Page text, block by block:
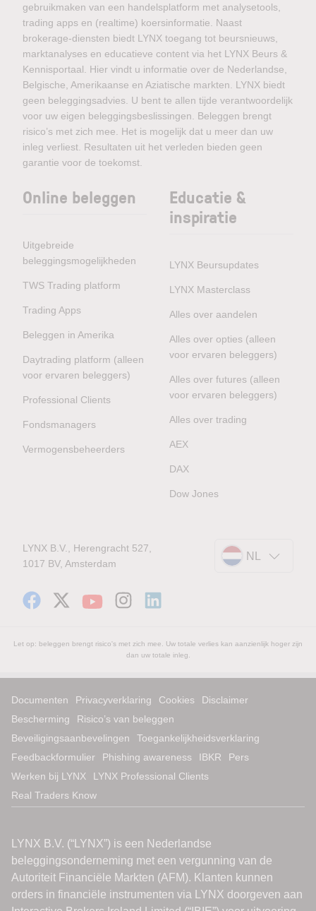
gebruikmaken van een handelsplatform met analysetools,
trading apps en (realtime) koersinformatie. Naast
brokerage-diensten biedt LYNX toegang tot beursnieuws,
marktanalyses en educatieve content via het LYNX Beurs &
Kennisportaal. Hier vindt u informatie over de Nederlandse,
Belgische, Amerikaanse en Aziatische markten. LYNX biedt
geen beleggingsadvies. U bent te allen tijde verantwoordelijk
voor uw eigen beleggingsbeslissingen. Beleggen brengt
risico’s met zich mee. Het is mogelijk dat u meer dan uw
inleg verliest. Resultaten uit het verleden bieden geen
garantie voor de toekomst.
Online beleggen
Uitgebreide
beleggingsmogelijkheden
TWS Trading platform
Trading Apps
Beleggen in Amerika
Daytrading platform (alleen
voor ervaren beleggers)
Professional Clients
Fondsmanagers
Vermogensbeheerders
Educatie &
inspiratie
LYNX Beursupdates
LYNX Masterclass
Alles over aandelen
Alles over opties (alleen
voor ervaren beleggers)
Alles over futures (alleen
voor ervaren beleggers)
Alles over trading
AEX
DAX
Dow Jones
LYNX B.V., Herengracht 527,
1017 BV, Amsterdam
NL
Let op: beleggen brengt risico's met zich mee. Uw totale verlies kan aanzienlijk hoger zijn
dan uw totale inleg.
Documenten Privacyverklaring Cookies
Disclaimer
Bescherming
Risico’s van beleggen
Beveiligingsaanbevelingen
Toegankelijkheidsverklaring
Feedbackformulier
Phishing awareness IBKR
Pers
Werken bij LYNX
LYNX Professional Clients
Real Traders Know